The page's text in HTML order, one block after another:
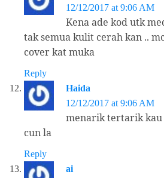
12/12/2017 at 9:06 AM
Kena ade kod utk
tak semua kulit cerah kan ..
cover kat muka
Reply
Haida
12/12/2017 at 9:06 AM
menarik tertarik
cun la
Reply
ai